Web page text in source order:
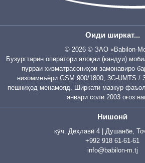
Оиди ширкат...
© 2026 © ЗАО «Babilon-
Бузургтарин оператори алоқаи (кандуи)
пурраи хизматрасониҳои замонавиро
низоммеъёри GSM 900/1800, 3G-UMTS /
пешниҳод менамояд. Ширкати мазкур
январи соли 2003 оғоз
Нишонӣ
кӯч. Деҳлавӣ 4 | Душанбе,
+992 918 61-61-61
info@babilon-m.tj